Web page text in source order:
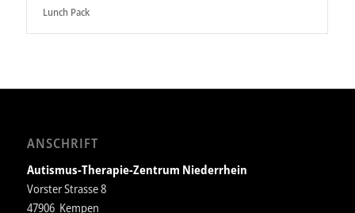
Lunch Pack
ANSCHRIFT
Autismus-Therapie-Zentrum Niederrhein
Vorster Strasse 8
47906 Kempen